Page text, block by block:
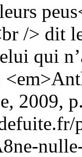
/> dit
qui
2009,